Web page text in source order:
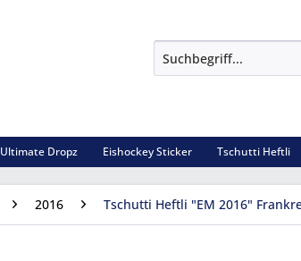
Ultimate Dropz Eishockey Sticker Tschutti Heftli
2016 Tschutti Heftli "EM 2016"